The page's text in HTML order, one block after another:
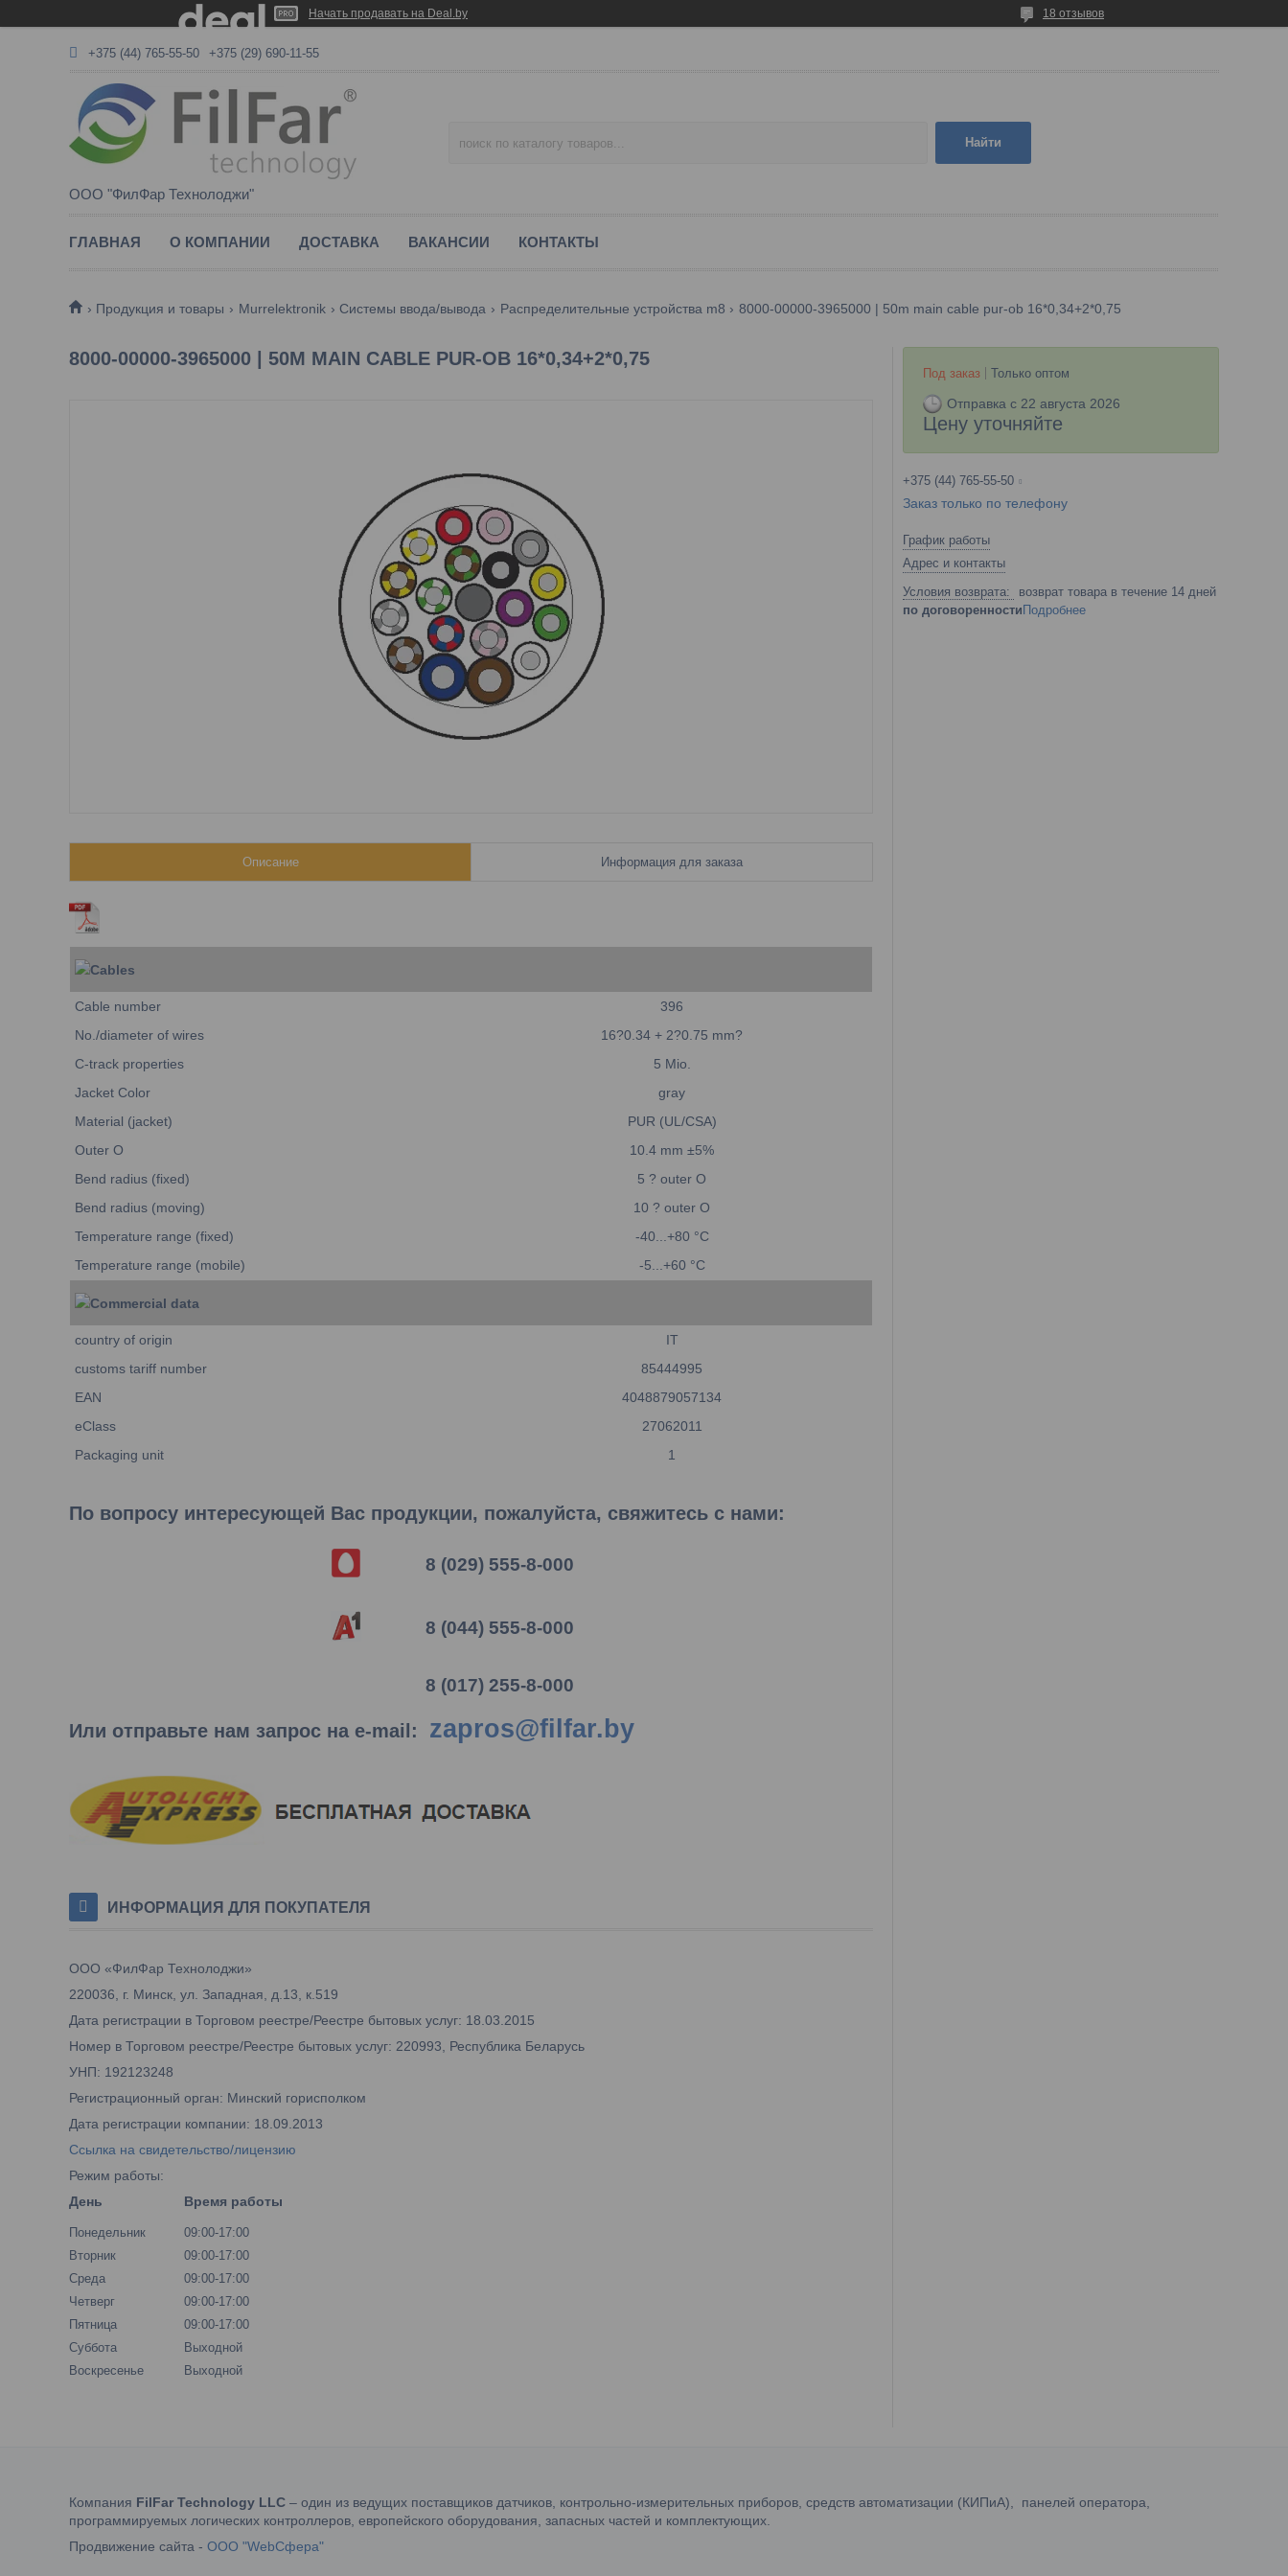
Начать продавать на Deal.by 18 отзывов
+375 (44) 765-55-50 +375 (29) 690-11-55
ООО "ФилФар Технолоджи"
Найти
ГЛАВНАЯ О КОМПАНИИ ДОСТАВКА ВАКАНСИИ КОНТАКТЫ
Продукция и товары Murrelektronik Системы ввода/вывода Распределительные устройства m8 8000-00000-3965000 | 50m main cable pur-ob 16*0,34+2*0,75
8000-00000-3965000 | 50M MAIN CABLE PUR-OB 16*0,34+2*0,75
Описание Информация для заказа
Cables
Cable number
396
No./diameter of wires
16?0.34 + 2?0.75 mm?
C-track properties
5 Mio.
Jacket Color
gray
Material (jacket)
PUR (UL/CSA)
Outer O
10.4 mm ±5%
Bend radius (fixed)
5 ? outer O
Bend radius (moving)
10 ? outer O
Temperature range (fixed)
-40...+80 °C
Temperature range (mobile)
-5...+60 °C
Commercial data
country of origin
IT
customs tariff number
85444995
EAN
4048879057134
eClass
27062011
Packaging unit
1
По вопросу интересующей Вас продукции, пожалуйста, свяжитесь с нами:
8 (029) 555-8-000
8 (044) 555-8-000
8 (017) 255-8-000
Или отправьте нам запрос на e-mail: zapros@filfar.by
ИНФОРМАЦИЯ ДЛЯ ПОКУПАТЕЛЯ
ООО «ФилФар Технолоджи»
220036, г. Минск, ул. Западная, д.13, к.519
Дата регистрации в Торговом реестре/Реестре бытовых услуг: 18.03.2015
Номер в Торговом реестре/Реестре бытовых услуг: 220993, Республика Беларусь
УНП: 192123248
Регистрационный орган: Минский горисполком
Дата регистрации компании: 18.09.2013
Ссылка на свидетельство/лицензию
Режим работы:
День
Время работы
Понедельник
09:00-17:00
Вторник
09:00-17:00
Среда
09:00-17:00
Четверг
09:00-17:00
Пятница
09:00-17:00
Суббота
Выходной
Воскресенье
Выходной
Под заказ Только оптом
Отправка с 22 августа 2026
Цену уточняйте
+375 (44) 765-55-50
Заказ только по телефону
График работы
Адрес и контакты
возврат товара в течение 14 дней
по договоренности Подробнее
Компания FilFar Technology LLC – один из ведущих поставщиков датчиков, контрольно-измерительных приборов, средств автоматизации (КИПиА), панелей оператора,
программируемых логических контроллеров, европейского оборудования, запасных частей и комплектующих.
Продвижение сайта - ООО "WebСфера"